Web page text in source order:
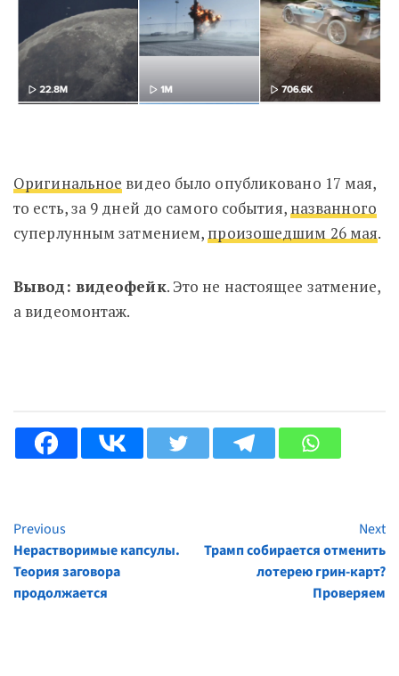
Оригинальное видео было опубликовано 17 мая,
то есть, за 9 дней до самого события, названного
суперлунным затмением, произошедшим 26 мая.
Вывод: видеофейк. Это не настоящее затмение,
а видеомонтаж.
Continue
Reading
Previous
Нерастворимые капсулы.
Теория заговора
продолжается
Next
Трамп собирается отменить
лотерею грин-карт?
Проверяем